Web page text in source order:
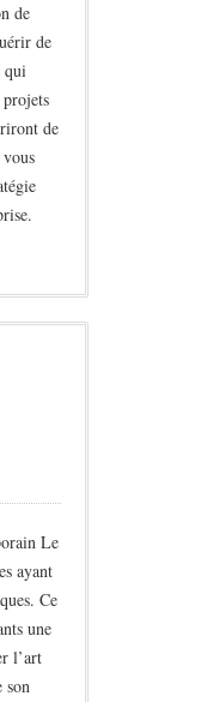
de
de
qui
de
Le
ayant
Ce
une
l’art
son